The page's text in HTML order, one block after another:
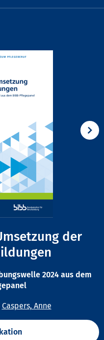
der
2024 aus dem
Caspers, Anne